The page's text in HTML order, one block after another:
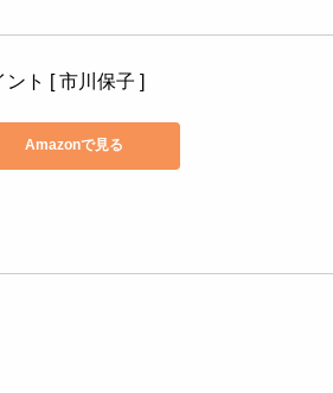
ト [ 市川保子 ]
Amazonで見る